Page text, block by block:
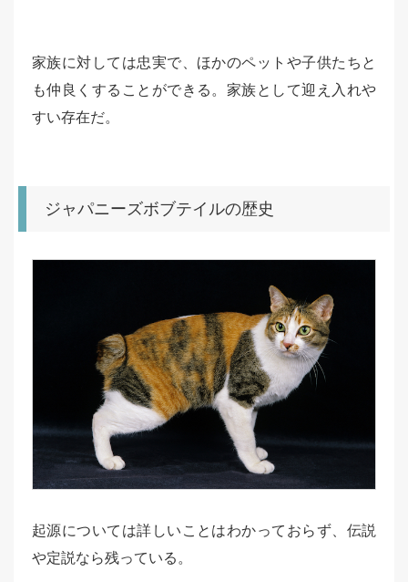
家族に対しては忠実で、ほかのペットや子供たちと
も仲良くすることができる。家族として迎え入れや
すい存在だ。
ジャパニーズボブテイルの歴史
起源については詳しいことはわかっておらず、伝説
や定説なら残っている。